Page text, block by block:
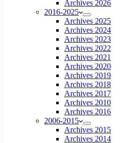
Archives 2026
2016-2025
Archives 2025
Archives 2024
Archives 2023
Archives 2022
Archives 2021
Archives 2020
Archives 2019
Archives 2018
Archives 2017
Archives 2010
Archives 2016
2006-2015
Archives 2015
Archives 2014